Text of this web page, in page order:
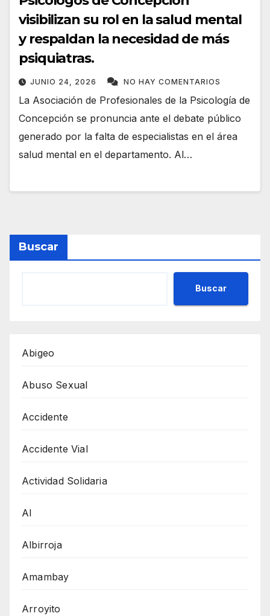
visibilizan su rol en la salud mental
y respaldan la necesidad de más
psiquiatras.
JUNIO 24, 2026 NO HAY COMENTARIOS
La Asociación de Profesionales de la Psicología de
Concepción se pronuncia ante el debate público
generado por la falta de especialistas en el área
salud mental en el departamento. Al…
Buscar
Buscar
Abigeo
Abuso Sexual
Accidente
Accidente Vial
Actividad Solidaria
AI
Albirroja
Amambay
Arroyito